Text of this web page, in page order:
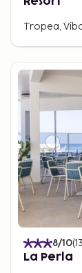
Tropea,
8/10(
La Perla